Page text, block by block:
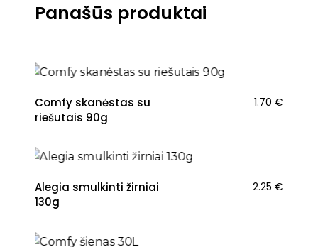
Panašūs produktai
Comfy skanėstas su
riešutais 90g
1.70 €
Alegia smulkinti žirniai
130g
2.25 €